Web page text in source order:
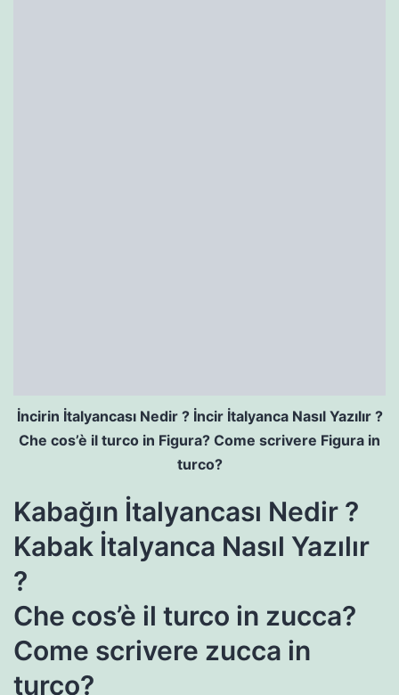
İncirin İtalyancası Nedir ? İncir İtalyanca Nasıl Yazılır ?
Che cos’è il turco in Figura? Come scrivere Figura in
turco?
Kabağın İtalyancası Nedir ?
Kabak İtalyanca Nasıl Yazılır
?
Che cos’è il turco in zucca?
Come scrivere zucca in
turco?